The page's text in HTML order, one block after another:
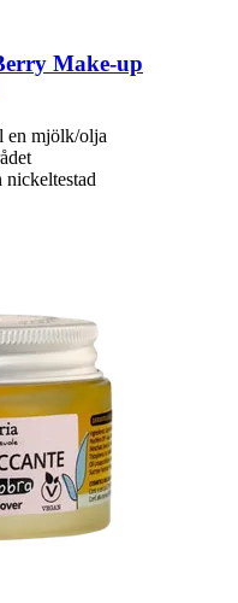
Make-​up
en mjölk/olja
nickeltestad